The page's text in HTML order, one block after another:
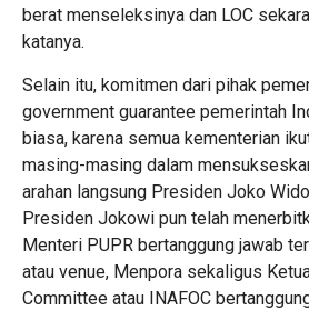
berat menseleksinya dan LOC
katanya.
Selain itu, komitmen dari pihak
government guarantee pemerintah
biasa, karena semua kementerian
masing-masing dalam
arahan langsung Presiden Joko
Presiden Jokowi pun telah
Menteri PUPR bertanggung jawab
atau venue, Menpora sekaligus
Committee atau INAFOC